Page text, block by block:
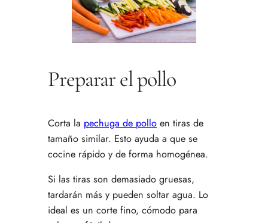
Preparar el pollo
Corta la pechuga de pollo en tiras de
tamaño similar. Esto ayuda a que se
cocine rápido y de forma homogénea.
Si las tiras son demasiado gruesas,
tardarán más y pueden soltar agua. Lo
ideal es un corte fino, cómodo para